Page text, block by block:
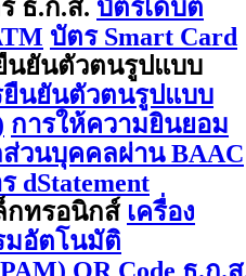
ธ.ก.ส. บัตรเดบิต
บัตร Smart Card
นยันตัวตนรูปแบบ
ยืนยันตัวตนรูปแบบ
การให้ความยินยอม
ส่วนบุคคลผ่าน BAAC
dStatement
ทรอนิกส์ เครื่อง
มอัตโนมัติ
QR Code ธ.ก.